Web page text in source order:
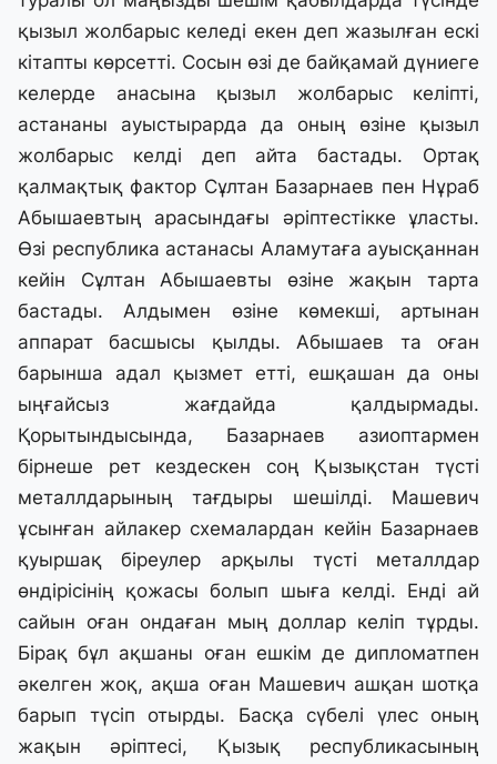
қызыл жолбарыс келеді екен деп жазылған ескі
кітапты көрсетті. Сосын өзі де байқамай дүниеге
келерде анасына қызыл жолбарыс келіпті,
астананы ауыстырарда да оның өзіне қызыл
жолбарыс келді деп айта бастады. Ортақ
қалмақтық фактор Сұлтан Базарнаев пен Нұраб
Абышаевтың арасындағы әріптестікке ұласты.
Өзі республика астанасы Аламутаға ауысқаннан
кейін Сұлтан Абышаевты өзіне жақын тарта
бастады. Алдымен өзіне көмекші, артынан
аппарат басшысы қылды. Абышаев та оған
барынша адал қызмет етті, ешқашан да оны
ыңғайсыз жағдайда қалдырмады.
Қорытындысында, Базарнаев азиоптармен
бірнеше рет кездескен соң Қызықстан түсті
металлдарының тағдыры шешілді. Машевич
ұсынған айлакер схемалардан кейін Базарнаев
қуыршақ біреулер арқылы түсті металлдар
өндірісінің қожасы болып шыға келді. Енді ай
сайын оған ондаған мың доллар келіп тұрды.
Бірақ бұл ақшаны оған ешкім де дипломатпен
әкелген жоқ, ақша оған Машевич ашқан шотқа
барып түсіп отырды. Басқа сүбелі үлес оның
жақын әріптесі, Қызық республикасының